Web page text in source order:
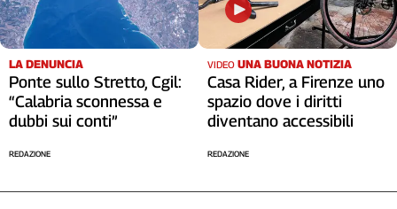
Cerca
Contatti
LA DENUNCIA
Ponte sullo Stretto, Cgil:
“Calabria sconnessa e
dubbi sui conti”
REDAZIONE
VIDEO UNA BUONA NOTIZIA
Casa Rider, a Firenze uno
spazio dove i diritti
diventano accessibili
REDAZIONE